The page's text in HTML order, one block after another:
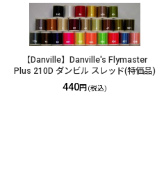
【Danville】Danville's Flymaster
Plus 210D ダンビル スレッド(特価品)
440円 (税込)